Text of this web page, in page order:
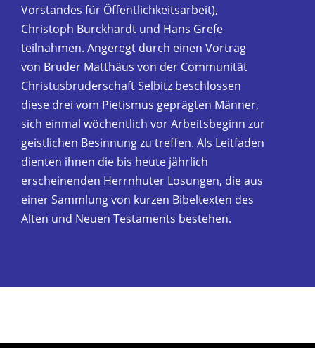
Vorstandes für Öffentlichkeitsarbeit),
Christoph Burck­hardt und Hans Grefe
teilnahmen. Angeregt durch einen Vortrag
von Bruder Matthäus von der Communität
Christusbruderschaft Selbitz beschlossen
diese drei vom Pietismus geprägten Männer,
sich einmal wöchentlich vor Arbeitsbeginn zur
geistlichen Besinnung zu treffen. Als Leitfaden
dienten ihnen die bis heute jährlich
erscheinen­den Herrnhuter Losungen, die aus
einer Sammlung von kurzen Bibeltexten des
Alten und Neuen Testaments bestehen.